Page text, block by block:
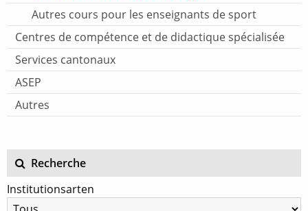
Autres cours pour les enseignants de sport
Centres de compétence et de didactique spécialisée
Services cantonaux
ASEP
Autres
Recherche
Institutionsarten